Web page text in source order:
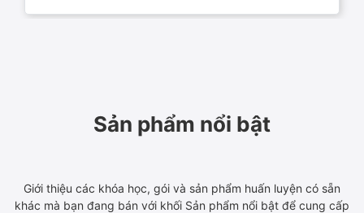
Sản phẩm nổi bật
Giới thiệu các khóa học, gói và sản phẩm huấn luyện có sẵn
khác mà bạn đang bán với khối Sản phẩm nổi bật để cung cấp